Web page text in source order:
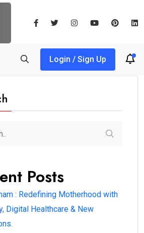
Login / Sign Up
Posts
: Redefining Motherhood with
Digital Healthcare & New